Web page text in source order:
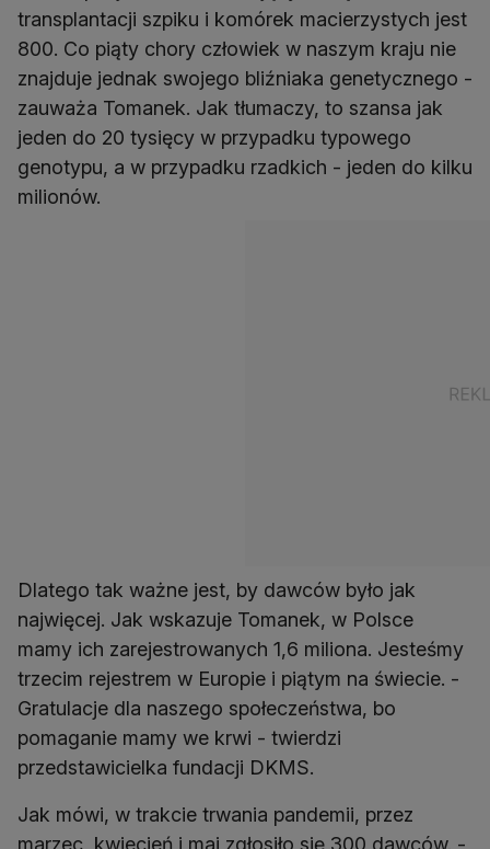
transplantacji szpiku i komórek macierzystych jest
800. Co piąty chory człowiek w naszym kraju nie
znajduje jednak swojego bliźniaka genetycznego -
zauważa Tomanek. Jak tłumaczy, to szansa jak
jeden do 20 tysięcy w przypadku typowego
genotypu, a w przypadku rzadkich - jeden do kilku
milionów.
Dlatego tak ważne jest, by dawców było jak
najwięcej. Jak wskazuje Tomanek, w Polsce
mamy ich zarejestrowanych 1,6 miliona. Jesteśmy
trzecim rejestrem w Europie i piątym na świecie. -
Gratulacje dla naszego społeczeństwa, bo
pomaganie mamy we krwi - twierdzi
przedstawicielka fundacji DKMS.
Jak mówi, w trakcie trwania pandemii, przez
marzec, kwiecień i maj zgłosiło się 300 dawców. -